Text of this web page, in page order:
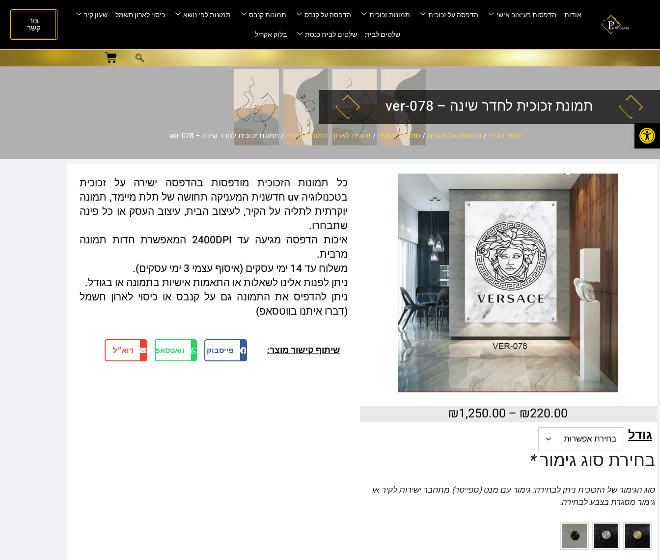
אודות הדפסות בעיצוב אישי הדפסה על זכוכית תמונות זכוכית הדפסה על קנבס תמונות קנבס תמונות לפי נושא כיסוי לארון חשמל
שעון קיר
שלטים לבית
שלטים לבית כנסת בלוק אקריל
צור
קשר
תמונת זכוכית לחדר שינה – ver-078
עמוד הבית/ הדפסה על זכוכית/ תמונות זכוכית/זכוכית לארוך: תמונה עומדת/ תמונת זכוכית לחדר שינה – ver-078
₪220.00
–
₪1,250.00
גודל
בחירת סוג גימור*
סוג הגימור של הזכוכית ניתן לבחירה: גימור עם מנט (ספייסר) מתחבר ישירות לקיר או
גימור מסגרת בצבע לבחירה.
כל תמונות הזכוכית מודפסות בהדפסה ישירה על זכוכית
בטכנולוגיה uv חדשנית המעניקה תחושה של תלת מיימד, תמונה
יוקרתית לתליה על הקיר, לעיצוב הבית, עיצוב העסק או כל פינה
שתבחרו.
איכות הדפסה מגיעה עד 2400DPI המאפשרת חדות תמונה
מרבית.
משלוח עד 14 ימי עסקים (איסוף עצמי 3 ימי עסקים).
ניתן לפנות אלינו לשאלות או התאמות אישיות בתמונה או בגודל.
ניתן להדפיס את התמונה גם על קנבס או כיסוי לארון חשמל
(דברו איתנו בווטסאפ)
שיתוף קישור מוצר: פייסבוק וואטסאפ דוא״ל
פתח סרגל נגישות